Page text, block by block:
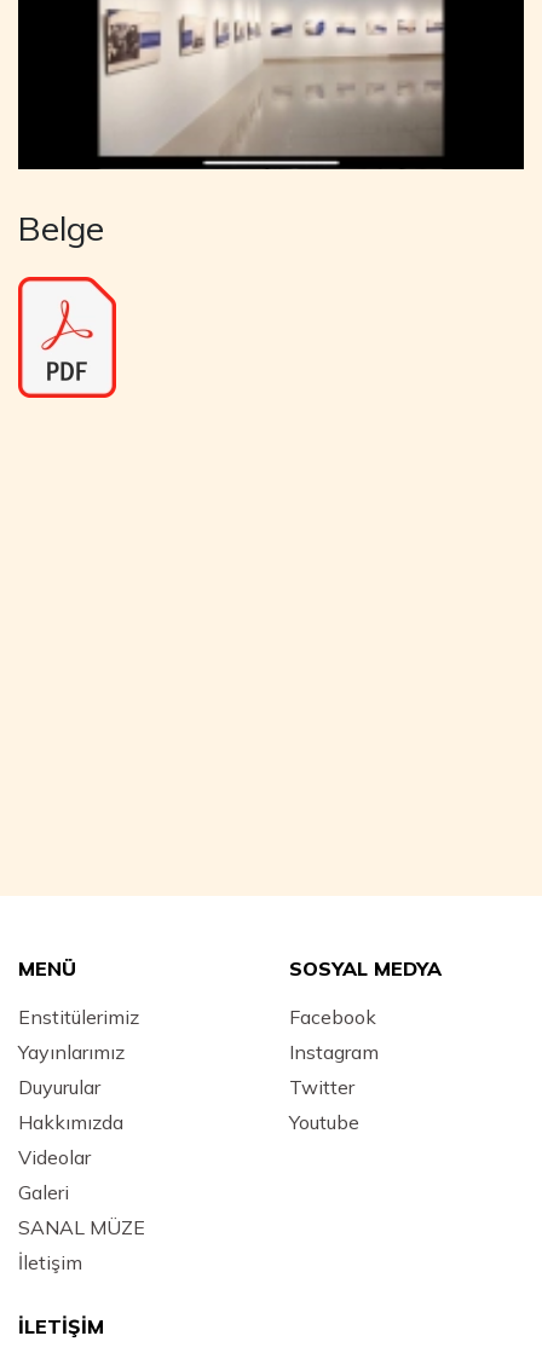
Belge
MENÜ
Enstitülerimiz
Yayınlarımız
Duyurular
Hakkımızda
Videolar
Galeri
SANAL MÜZE
İletişim
SOSYAL MEDYA
Facebook
Instagram
Twitter
Youtube
İLETİŞİM